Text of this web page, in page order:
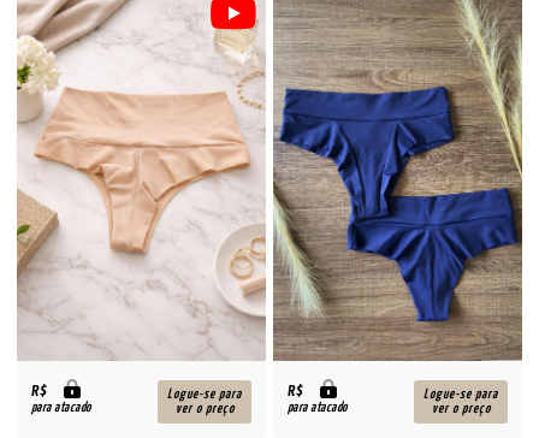
R$
para atacado
Logue-se para
ver o preço
R$
para atacado
Logue-se para
ver o preço